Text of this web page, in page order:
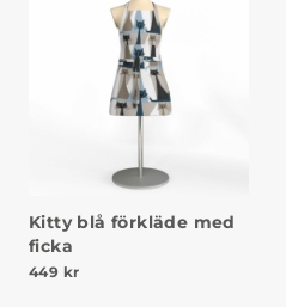
Kitty blå förkläde med
ficka
449 kr